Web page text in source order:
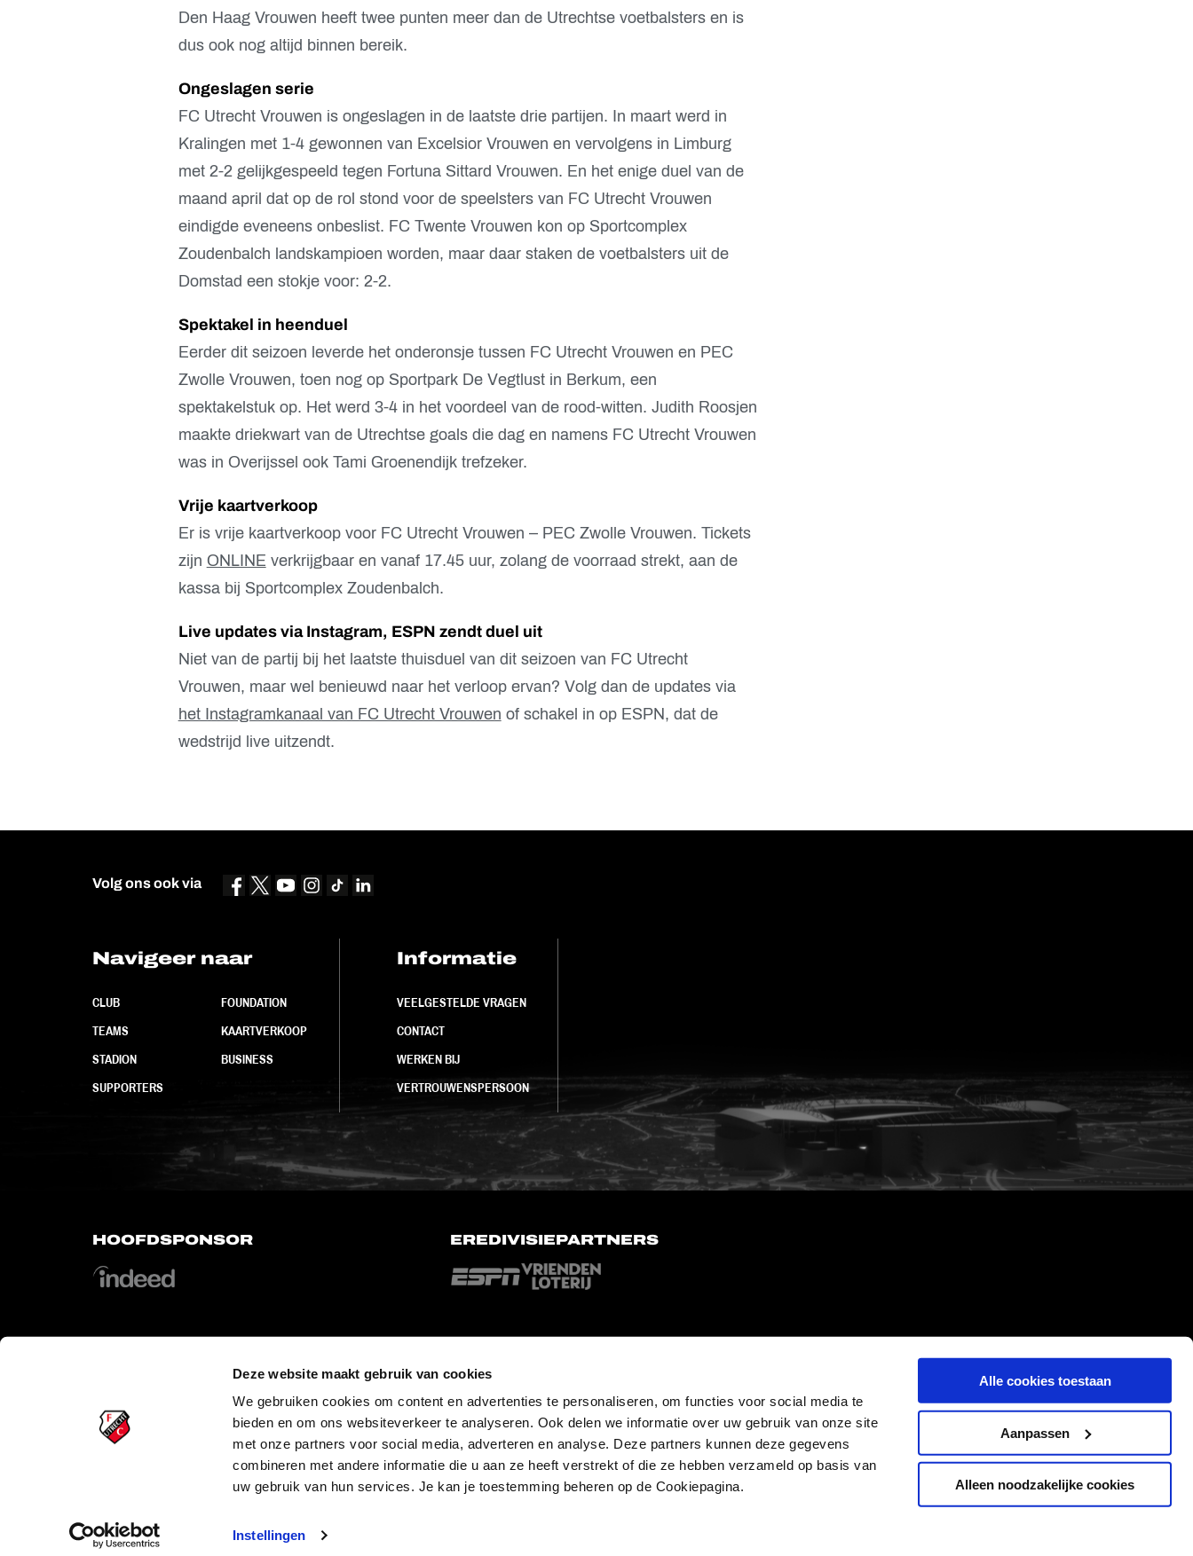
Deze website maakt gebruik van cookies
We gebruiken cookies om content en advertenties te personaliseren, om functies voor social media te
bieden en om ons websiteverkeer te analyseren. Ook delen we informatie over uw gebruik van onze site
met onze partners voor social media, adverteren en analyse. Deze partners kunnen deze gegevens
combineren met andere informatie die u aan ze heeft verstrekt of die ze hebben verzameld op basis van
uw gebruik van hun services. Je kan je toestemming beheren op de Cookiepagina.
Instellingen
Alle cookies toestaan
Aanpassen
Alleen noodzakelijke cookies
Den Haag Vrouwen heeft twee punten meer dan de Utrechtse voetbalsters en is
dus ook nog altijd binnen bereik.
Ongeslagen serie
FC Utrecht Vrouwen is ongeslagen in de laatste drie partijen. In maart werd in
Kralingen met 1-4 gewonnen van Excelsior Vrouwen en vervolgens in Limburg
met 2-2 gelijkgespeeld tegen Fortuna Sittard Vrouwen. En het enige duel van de
maand april dat op de rol stond voor de speelsters van FC Utrecht Vrouwen
eindigde eveneens onbeslist. FC Twente Vrouwen kon op Sportcomplex
Zoudenbalch landskampioen worden, maar daar staken de voetbalsters uit de
Domstad een stokje voor: 2-2.
Spektakel in heenduel
Eerder dit seizoen leverde het onderonsje tussen FC Utrecht Vrouwen en PEC
Zwolle Vrouwen, toen nog op Sportpark De Vegtlust in Berkum, een
spektakelstuk op. Het werd 3-4 in het voordeel van de rood-witten. Judith Roosjen
maakte driekwart van de Utrechtse goals die dag en namens FC Utrecht Vrouwen
was in Overijssel ook Tami Groenendijk trefzeker.
Vrije kaartverkoop
Er is vrije kaartverkoop voor FC Utrecht Vrouwen – PEC Zwolle Vrouwen. Tickets
zijn ONLINE verkrijgbaar en vanaf 17.45 uur, zolang de voorraad strekt, aan de
kassa bij Sportcomplex Zoudenbalch.
Live updates via Instagram, ESPN zendt duel uit
Niet van de partij bij het laatste thuisduel van dit seizoen van FC Utrecht
Vrouwen, maar wel benieuwd naar het verloop ervan? Volg dan de updates via
het Instagramkanaal van FC Utrecht Vrouwen of schakel in op ESPN, dat de
wedstrijd live uitzendt.
Volg ons ook via
Navigeer naar
CLUB
TEAMS
STADION
SUPPORTERS
FOUNDATION
KAARTVERKOOP
BUSINESS
Informatie
VEELGESTELDE VRAGEN
CONTACT
WERKEN BIJ
VERTROUWENSPERSOON
HOOFDSPONSOR EREDIVISIEPARTNERS
OFFICIAL PARTNERS
Copyright © 2026 FC Utrecht. Alle rechten voorbehouden.